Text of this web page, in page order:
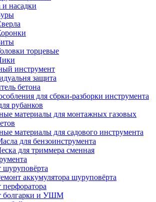
и насадки
торцевые
инструмент
защита
бетона
для сбрки-разборки инструмента
рубанков
материалы для монтажных газовых
материалы для садового инструмента
для бензоинструмента
для триммера сменная
шуруповёрта
аккумулятора шуруповёрта
перфоратора
болгарки и УШМ